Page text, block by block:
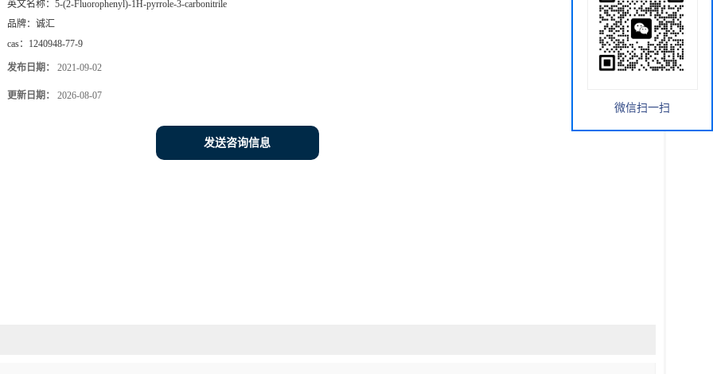
英文名称： 5-(2-Fluorophenyl)-1H-pyrrole-3-carbonitrile
品牌： 诚汇
cas： 1240948-77-9
发布日期： 2021-09-02
更新日期： 2026-08-07
发送咨询信息
微信扫一扫